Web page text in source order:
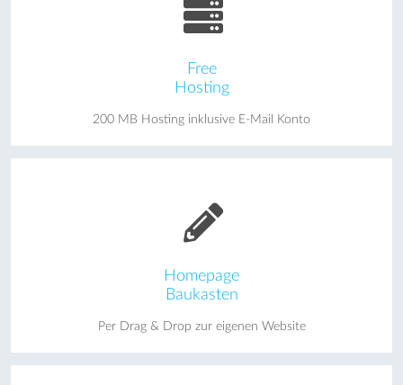
Free
Hosting
200 MB Hosting inklusive E-Mail Konto
Homepage
Baukasten
Per Drag & Drop zur eigenen Website